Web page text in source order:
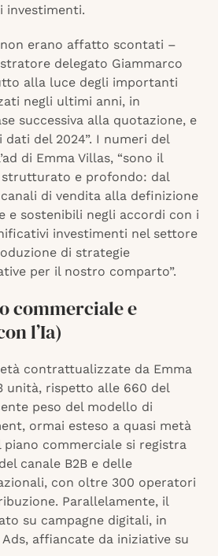
investimenti.
erano affatto scontati –
delegato Giammarco
alla luce degli importanti
negli ultimi anni, in
successiva alla quotazione, e
del 2024”. I numeri del
di Emma Villas, “sono il
e profondo: dal
di vendita alla definizione
e sostenibili negli accordi con i
investimenti nel settore
di strategie
per il nostro comparto”.
commerciale e
l’Ia)
contrattualizzate da Emma
unità, rispetto alle 660 del
peso del modello di
ormai esteso a quasi metà
commerciale si registra
canale B2B e delle
con oltre 300 operatori
Parallelamente, il
su campagne digitali, in
affiancate da iniziative su